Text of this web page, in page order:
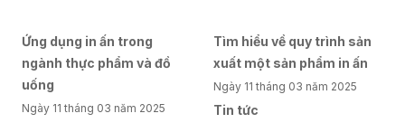
Ứng dụng in ấn trong
ngành thực phẩm và đồ
uống
Ngày 11 tháng 03 năm 2025
Tìm hiểu về quy trình sản
xuất một sản phẩm in ấn
Ngày 11 tháng 03 năm 2025
Tin tức